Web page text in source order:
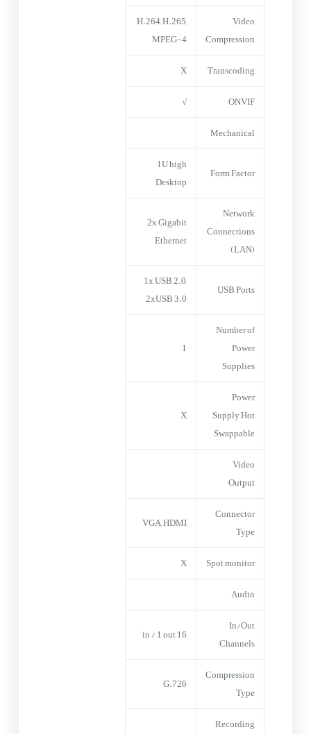
Video
Compression
H.264, H.265,
MPEG-4
Transcoding
X
ONVIF
√
Mechanical
Form Factor
1U high
Desktop
Network
Connections
(LAN)
2x Gigabit
Ethernet
USB Ports
1x USB 2.0,
2xUSB 3.0
Number of
Power
Supplies
1
Power
Supply Hot
Swappable
X
Video
Output
Connector
Type
VGA, HDMI
Spot monitor
X
Audio
In/Out
Channels
16 in / 1 out
Compression
Type
G.726
Recording